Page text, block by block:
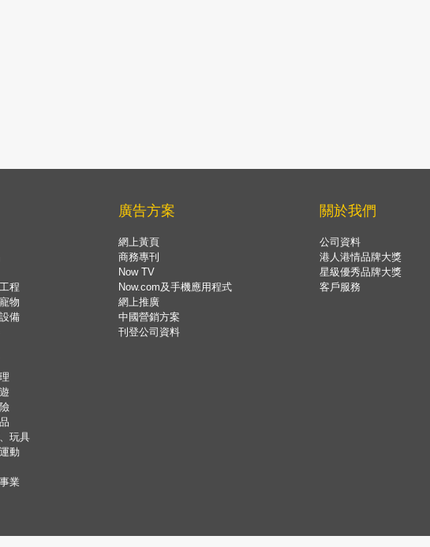
程
物
備
玩具
動
業
廣告方案
網上黃頁
商務專刊
Now TV
Now.com及手機應用程式
網上推廣
中國營銷方案
刊登公司資料
關於我們
公司資料
港人港情品牌大獎
星級優秀品牌大獎
客戶服務